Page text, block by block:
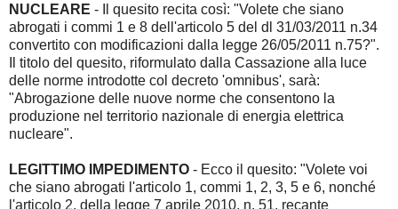
NUCLEARE - Il quesito recita così: "Volete che siano
abrogati i commi 1 e 8 dell'articolo 5 del dl 31/03/2011 n.34
convertito con modificazioni dalla legge 26/05/2011 n.75?".
Il titolo del quesito, riformulato dalla Cassazione alla luce
delle norme introdotte col decreto 'omnibus', sarà:
"Abrogazione delle nuove norme che consentono la
produzione nel territorio nazionale di energia elettrica
nucleare".
LEGITTIMO IMPEDIMENTO - Ecco il quesito: "Volete voi
che siano abrogati l'articolo 1, commi 1, 2, 3, 5 e 6, nonché
l'articolo 2, della legge 7 aprile 2010, n. 51, recante